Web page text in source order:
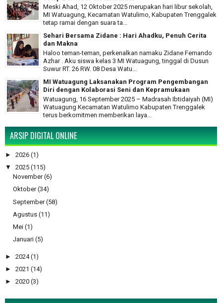
Meski Ahad, 12 Oktober 2025 merupakan hari libur sekolah,
MI Watuagung, Kecamatan Watulimo, Kabupaten Trenggalek
tetap ramai dengan suara ta...
Sehari Bersama Zidane : Hari Ahadku, Penuh Cerita
dan Makna
Haloo teman-teman, perkenalkan namaku Zidane Fernando
Azhar . Aku siswa kelas 3 MI Watuagung, tinggal di Dusun
Suwur RT. 26 RW. 08 Desa Watu...
MI Watuagung Laksanakan Program Pengembangan
Diri dengan Kolaborasi Seni dan Kepramukaan
Watuagung, 16 September 2025 – Madrasah Ibtidaiyah (MI)
Watuagung Kecamatan Watulimo Kabupaten Trenggalek
terus berkomitmen memberikan laya...
ARSIP DIGITAL ONLINE
► 2026 (1)
▼
2025 (115)
November (6)
Oktober (34)
September (58)
Agustus (11)
Mei (1)
Januari (5)
► 2024 (1)
► 2021 (14)
► 2020 (3)